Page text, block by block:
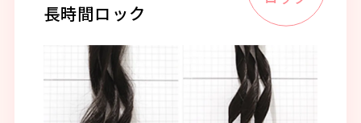
長時間ロック